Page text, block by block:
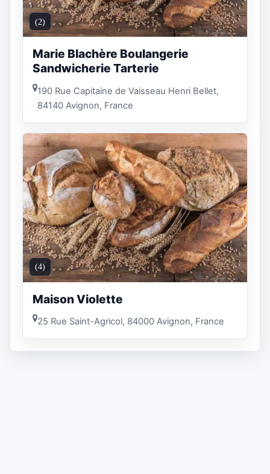
(2)
Marie Blachère Boulangerie
Sandwicherie Tarterie
190 Rue Capitaine de Vaisseau Henri Bellet,
84140 Avignon, France
(4)
Maison Violette
25 Rue Saint-Agricol, 84000 Avignon, France